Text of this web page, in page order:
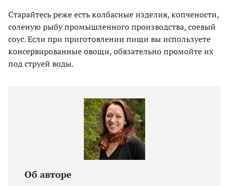
Старайтесь реже есть колбасные изделия, копчености,
соленую рыбу промышленного производства, соевый
соус. Если при приготовлении пищи вы используете
консервированные овощи, обязательно промойте их
под струей воды.
Об авторе